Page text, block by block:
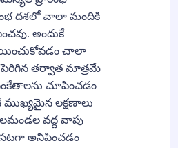
దశలో చాలా మందికి
అందుకే
చాలా
పెరిగిన తర్వాత మాత్రమే
చూపించడం
ముఖ్యమైన లక్షణాలు
వద్ద వాపు
అనిపించడం